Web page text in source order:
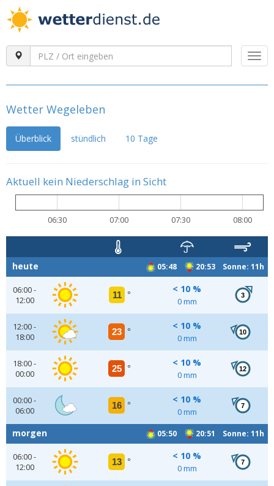
Wetter Wegeleben
Überblick stündlich 10 Tage
Aktuell kein Niederschlag in Sicht
06:30 07:00 07:30 08:00
05:48 20:53 Sonne: 11h
heute
06:00 -
12:00
11 °
< 10 %
0 mm
3
12:00 -
18:00
23 °
< 10 %
0 mm
10
18:00 -
00:00
25 °
< 10 %
0 mm
12
00:00 -
06:00
16 °
< 10 %
0 mm
7
05:50 20:51 Sonne: 11h
morgen
06:00 -
12:00
13 °
< 10 %
0 mm
7